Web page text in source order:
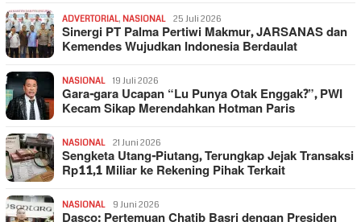
ADVERTORIAL, NASIONAL 25 Juli 2026
Sinergi PT Palma Pertiwi Makmur, JARSANAS dan
Kemendes Wujudkan Indonesia Berdaulat
NASIONAL 19 Juli 2026
Gara-gara Ucapan “Lu Punya Otak Enggak?”, PWI
Kecam Sikap Merendahkan Hotman Paris
NASIONAL 21 Juni 2026
Sengketa Utang-Piutang, Terungkap Jejak Transaksi
Rp11,1 Miliar ke Rekening Pihak Terkait
NASIONAL 9 Juni 2026